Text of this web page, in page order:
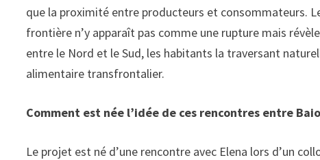
que la proximité entre producteurs et consommateurs.
frontière nʼy apparaît pas comme une rupture mais
entre le Nord et le Sud, les habitants la traversant
alimentaire transfrontalier.
Comment est née l’idée de ces rencontres entre
Le projet est né d’une rencontre avec Elena lors d’un